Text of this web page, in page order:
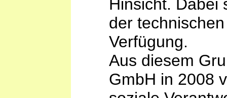
Hinsicht. Dabei
der
Verfügung.
Aus diesem
GmbH in 2008